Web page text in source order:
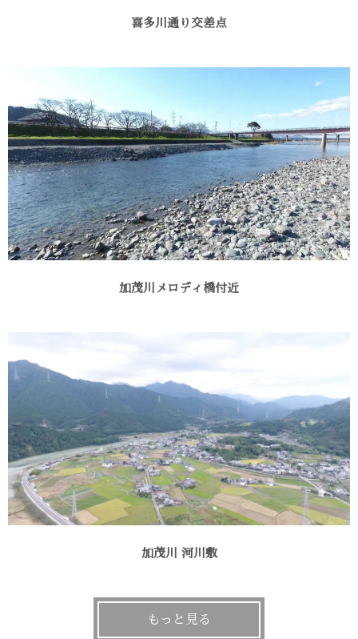
喜多川通り交差点
加茂川メロディ橋付近
加茂川 河川敷
もっと見る